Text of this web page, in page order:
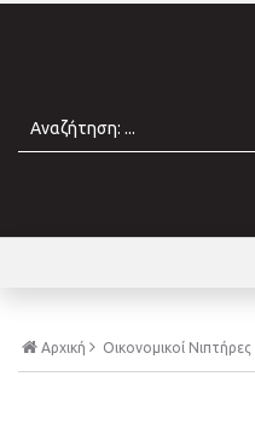
Αρχική Οικονομικοί Νιπτήρες